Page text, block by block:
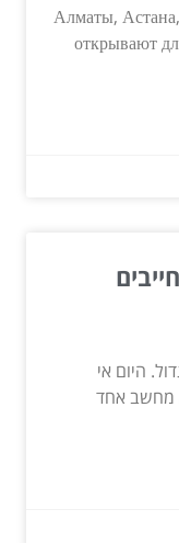
Алматы,
открывают
היום אי
מחשב אחד